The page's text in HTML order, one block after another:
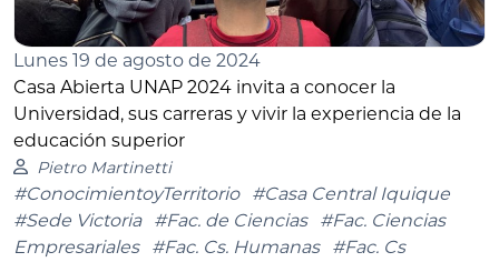
Lunes 19 de agosto de 2024
Casa Abierta UNAP 2024 invita a conocer la
Universidad, sus carreras y vivir la experiencia de la
educación superior
Pietro Martinetti
#ConocimientoyTerritorio
#Casa Central Iquique
#Sede Victoria
#Fac. de Ciencias
#Fac. Ciencias
Empresariales
#Fac. Cs. Humanas
#Fac. Cs